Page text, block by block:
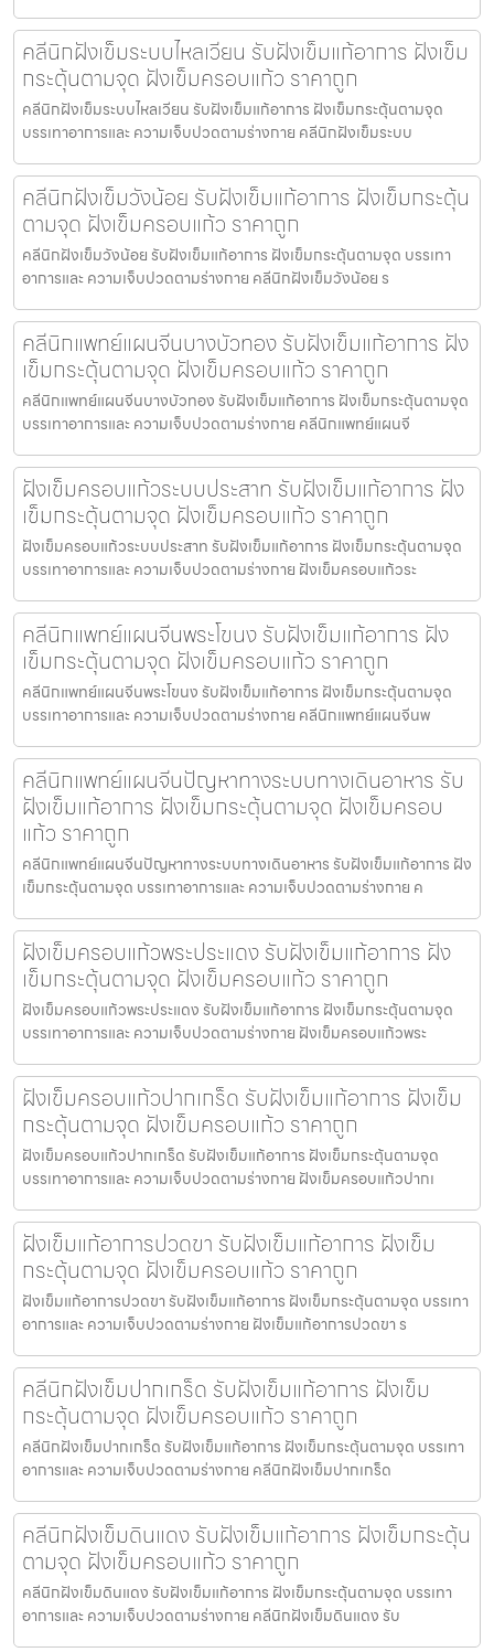
คลีนิกฝังเข็มระบบไหลเวียน รับฝังเข็มแก้อาการ ฝังเข็ม
กระตุ้นตามจุด ฝังเข็มครอบแก้ว ราคาถูก
คลีนิกฝังเข็มระบบไหลเวียน รับฝังเข็มแก้อาการ ฝังเข็มกระตุ้นตามจุด
บรรเทาอาการและ ความเจ็บปวดตามร่างกาย คลีนิกฝังเข็มระบบ
คลีนิกฝังเข็มวังน้อย รับฝังเข็มแก้อาการ ฝังเข็มกระตุ้น
ตามจุด ฝังเข็มครอบแก้ว ราคาถูก
คลีนิกฝังเข็มวังน้อย รับฝังเข็มแก้อาการ ฝังเข็มกระตุ้นตามจุด บรรเทา
อาการและ ความเจ็บปวดตามร่างกาย คลีนิกฝังเข็มวังน้อย ร
คลีนิกแพทย์แผนจีนบางบัวทอง รับฝังเข็มแก้อาการ ฝัง
เข็มกระตุ้นตามจุด ฝังเข็มครอบแก้ว ราคาถูก
คลีนิกแพทย์แผนจีนบางบัวทอง รับฝังเข็มแก้อาการ ฝังเข็มกระตุ้นตามจุด
บรรเทาอาการและ ความเจ็บปวดตามร่างกาย คลีนิกแพทย์แผนจี
ฝังเข็มครอบแก้วระบบประสาท รับฝังเข็มแก้อาการ ฝัง
เข็มกระตุ้นตามจุด ฝังเข็มครอบแก้ว ราคาถูก
ฝังเข็มครอบแก้วระบบประสาท รับฝังเข็มแก้อาการ ฝังเข็มกระตุ้นตามจุด
บรรเทาอาการและ ความเจ็บปวดตามร่างกาย ฝังเข็มครอบแก้วระ
คลีนิกแพทย์แผนจีนพระโขนง รับฝังเข็มแก้อาการ ฝัง
เข็มกระตุ้นตามจุด ฝังเข็มครอบแก้ว ราคาถูก
คลีนิกแพทย์แผนจีนพระโขนง รับฝังเข็มแก้อาการ ฝังเข็มกระตุ้นตามจุด
บรรเทาอาการและ ความเจ็บปวดตามร่างกาย คลีนิกแพทย์แผนจีนพ
คลีนิกแพทย์แผนจีนปัญหาทางระบบทางเดินอาหาร รับ
ฝังเข็มแก้อาการ ฝังเข็มกระตุ้นตามจุด ฝังเข็มครอบ
แก้ว ราคาถูก
คลีนิกแพทย์แผนจีนปัญหาทางระบบทางเดินอาหาร รับฝังเข็มแก้อาการ ฝัง
เข็มกระตุ้นตามจุด บรรเทาอาการและ ความเจ็บปวดตามร่างกาย ค
ฝังเข็มครอบแก้วพระประแดง รับฝังเข็มแก้อาการ ฝัง
เข็มกระตุ้นตามจุด ฝังเข็มครอบแก้ว ราคาถูก
ฝังเข็มครอบแก้วพระประแดง รับฝังเข็มแก้อาการ ฝังเข็มกระตุ้นตามจุด
บรรเทาอาการและ ความเจ็บปวดตามร่างกาย ฝังเข็มครอบแก้วพระ
ฝังเข็มครอบแก้วปากเกร็ด รับฝังเข็มแก้อาการ ฝังเข็ม
กระตุ้นตามจุด ฝังเข็มครอบแก้ว ราคาถูก
ฝังเข็มครอบแก้วปากเกร็ด รับฝังเข็มแก้อาการ ฝังเข็มกระตุ้นตามจุด
บรรเทาอาการและ ความเจ็บปวดตามร่างกาย ฝังเข็มครอบแก้วปากเ
ฝังเข็มแก้อาการปวดขา รับฝังเข็มแก้อาการ ฝังเข็ม
กระตุ้นตามจุด ฝังเข็มครอบแก้ว ราคาถูก
ฝังเข็มแก้อาการปวดขา รับฝังเข็มแก้อาการ ฝังเข็มกระตุ้นตามจุด บรรเทา
อาการและ ความเจ็บปวดตามร่างกาย ฝังเข็มแก้อาการปวดขา ร
คลีนิกฝังเข็มปากเกร็ด รับฝังเข็มแก้อาการ ฝังเข็ม
กระตุ้นตามจุด ฝังเข็มครอบแก้ว ราคาถูก
คลีนิกฝังเข็มปากเกร็ด รับฝังเข็มแก้อาการ ฝังเข็มกระตุ้นตามจุด บรรเทา
อาการและ ความเจ็บปวดตามร่างกาย คลีนิกฝังเข็มปากเกร็ด
คลีนิกฝังเข็มดินแดง รับฝังเข็มแก้อาการ ฝังเข็มกระตุ้น
ตามจุด ฝังเข็มครอบแก้ว ราคาถูก
คลีนิกฝังเข็มดินแดง รับฝังเข็มแก้อาการ ฝังเข็มกระตุ้นตามจุด บรรเทา
อาการและ ความเจ็บปวดตามร่างกาย คลีนิกฝังเข็มดินแดง รับ